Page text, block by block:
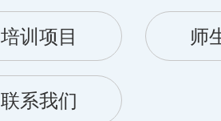
培训项目 师
联系我们